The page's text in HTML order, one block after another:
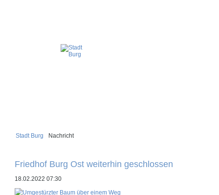
Stadt Burg Nachricht
Friedhof Burg Ost weiterhin geschlossen
18.02.2022 07:30